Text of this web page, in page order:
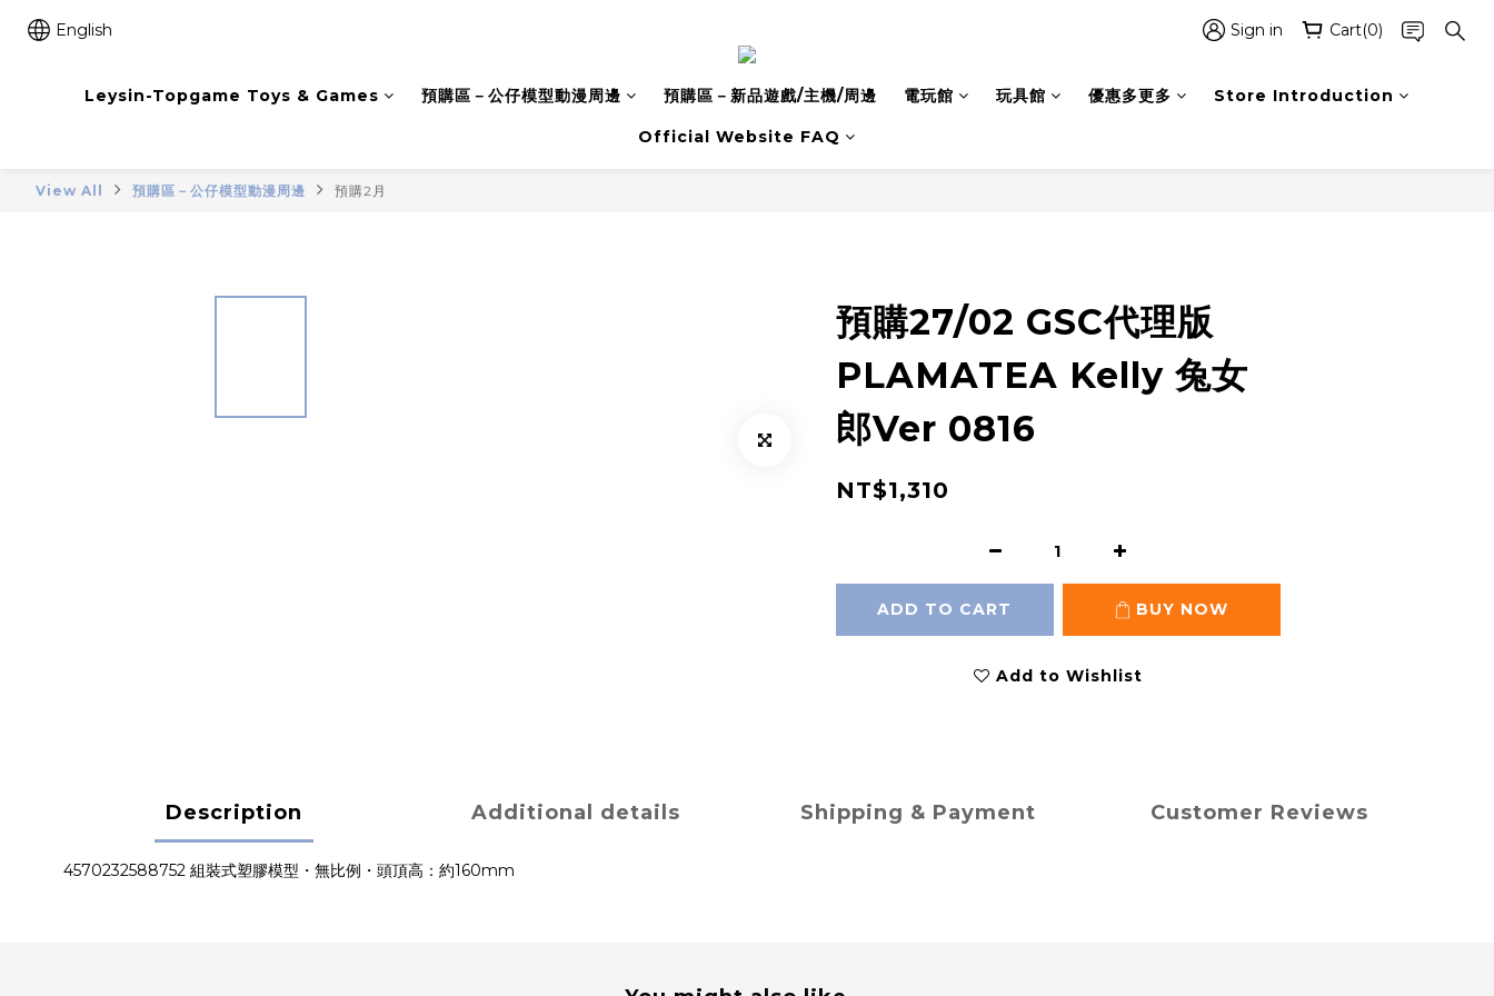
English Sign in Cart(0)
Leysin-Topgame Toys & Games 預購區－公仔模型動漫周邊 預購區－新品遊戲/主機/周邊 電玩館 玩具館 優惠多更多 Store Introduction
Official Website FAQ
View All 預購區－公仔模型動漫周邊 預購2月
預購27/02 GSC代理版
PLAMATEA Kelly 兔女
郎Ver 0816
NT$1,310
ADD TO CART BUY NOW
Add to Wishlist
Description Additional details Shipping & Payment Customer Reviews
4570232588752 組裝式塑膠模型・無比例・頭頂高：約160mm